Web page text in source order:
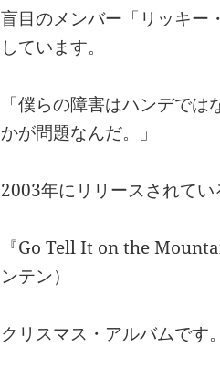
盲目のメンバー「リッキー
しています。
「僕らの障害はハンデで
かが問題なんだ。」
2003年にリリースされてい
『Go Tell It on the
ンテン）
クリスマス・アルバムです。